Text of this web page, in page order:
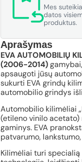
Mes
datos
produktus.
Aprašymas
EVA AUTOMOBILIŲ
(2006-2014)
apsaugoti jūsų
sukurti EVA grindų
automobilio grindys
Automobilio kilimėliai
(etileno vinilo acetato)
gaminys. EVA
patvarumo,
Kilimėliai turi specialią